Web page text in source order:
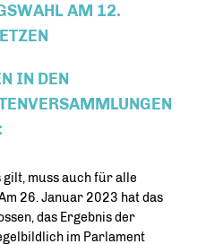
AM 12.
IN DEN
gilt, muss auch für alle
26. Januar 2023 hat das
das Ergebnis der
im Parlament